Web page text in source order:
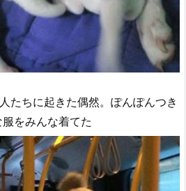
たちに起きた偶然。ぽんぽんつき
をみんな着てた